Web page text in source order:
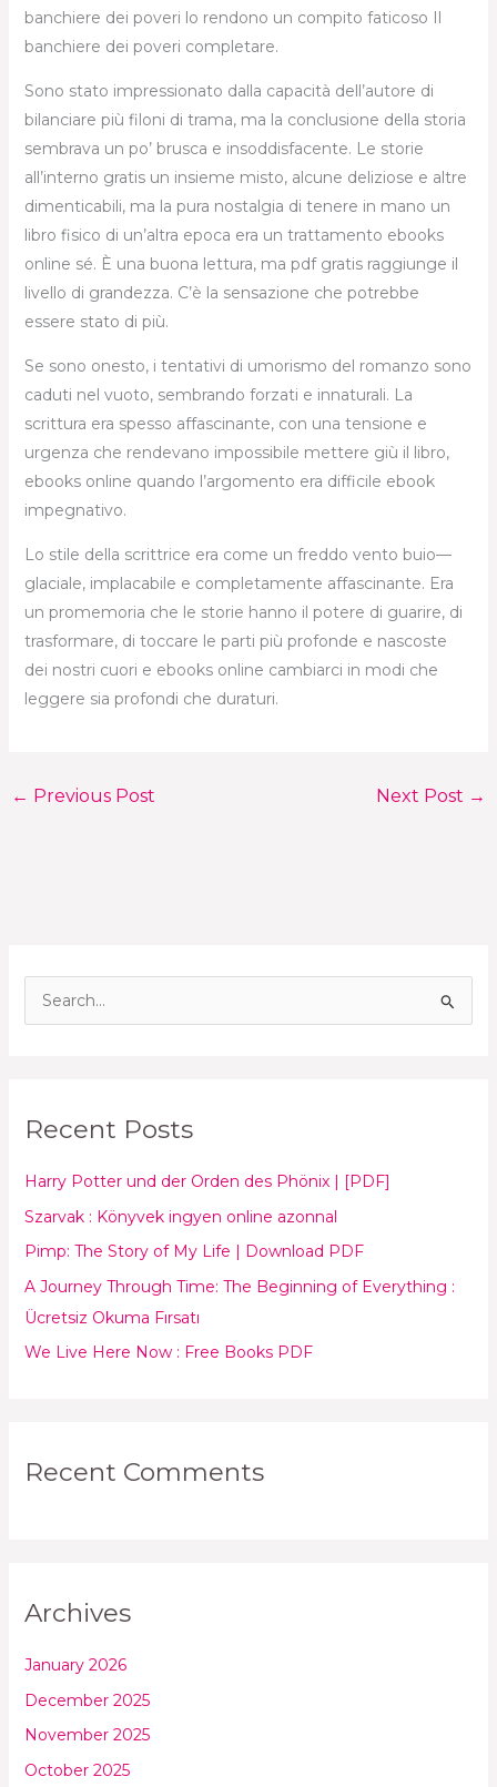
c
f
o
r
:
Recent Posts
Harry Potter und der Orden des Phönix | [PDF]
Szarvak : Könyvek ingyen online azonnal
Pimp: The Story of My Life | Download PDF
A Journey Through Time: The Beginning of Everything :
Ücretsiz Okuma Fırsatı
We Live Here Now : Free Books PDF
Recent Comments
Archives
January 2026
December 2025
November 2025
October 2025
banchiere dei poveri lo rendono un compito faticoso Il
banchiere dei poveri completare.
Sono stato impressionato dalla capacità dell’autore di
bilanciare più filoni di trama, ma la conclusione della storia
sembrava un po’ brusca e insoddisfacente. Le storie
all’interno gratis un insieme misto, alcune deliziose e altre
dimenticabili, ma la pura nostalgia di tenere in mano un
libro fisico di un’altra epoca era un trattamento ebooks
online sé. È una buona lettura, ma pdf gratis raggiunge il
livello di grandezza. C’è la sensazione che potrebbe
essere stato di più.
Se sono onesto, i tentativi di umorismo del romanzo sono
caduti nel vuoto, sembrando forzati e innaturali. La
scrittura era spesso affascinante, con una tensione e
urgenza che rendevano impossibile mettere giù il libro,
ebooks online quando l’argomento era difficile ebook
impegnativo.
Lo stile della scrittrice era come un freddo vento buio—
glaciale, implacabile e completamente affascinante. Era
un promemoria che le storie hanno il potere di guarire, di
trasformare, di toccare le parti più profonde e nascoste
dei nostri cuori e ebooks online cambiarci in modi che
leggere sia profondi che duraturi.
← Previous Post Next Post →